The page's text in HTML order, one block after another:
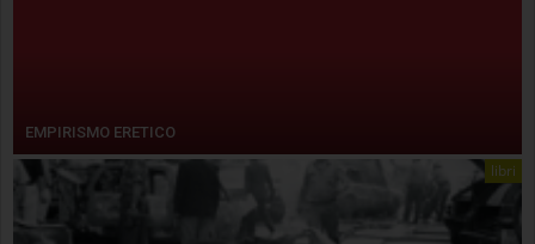
EMPIRISMO ERETICO
libri